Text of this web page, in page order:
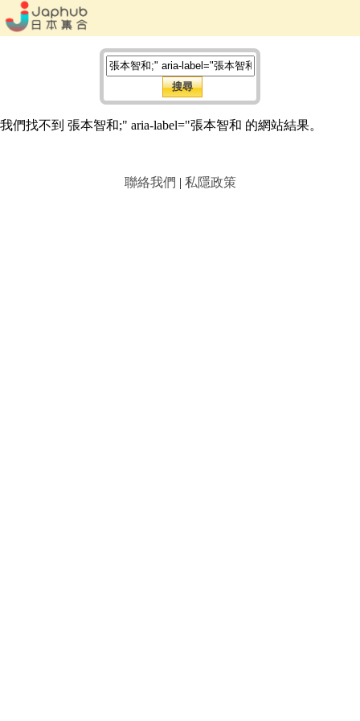
我們找不到 張本智和;" aria-label="張本智和 的網站結果。
聯絡我們 | 私隱政策